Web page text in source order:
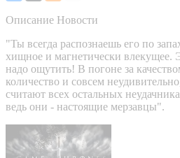
Описание Новости
"Ты всегда распознаешь его по
хищное и магнетически влекущее.
надо ощутить! В погоне за
количество и совсем
считают всех остальных
ведь они - настоящие мерзавцы".